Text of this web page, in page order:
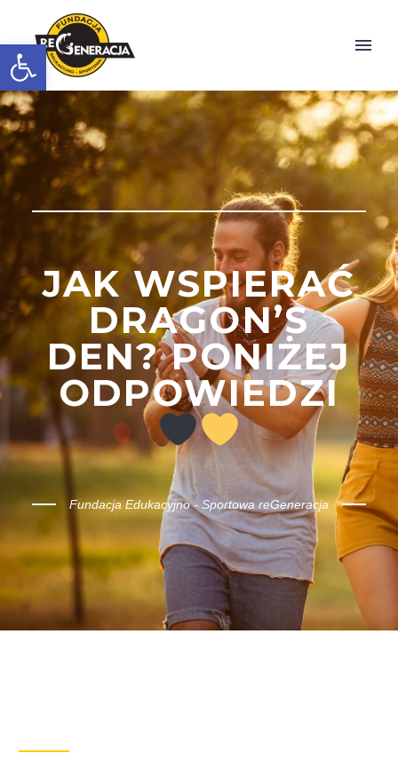
Otwórz pasek narzędzi
JAK WSPIERAĆ
DRAGON’S
DEN? PONIŻEJ
ODPOWIEDZI
Fundacja Edukacyjno - Sportowa reGeneracja